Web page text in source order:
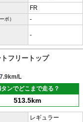
FR
ボ） -
-
フリートップ
7.9km/L
ンでどこまで走る？
513.5km
レギュラー